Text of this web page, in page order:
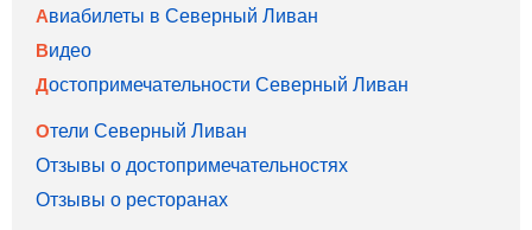
Авиабилеты в Северный Ливан
Видео
Достопримечательности Северный Ливан
Отели Северный Ливан
Отзывы о достопримечательностях
Отзывы о ресторанах